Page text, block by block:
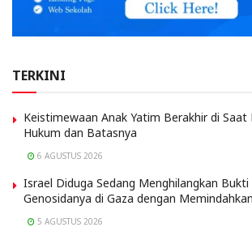
TERKINI
Keistimewaan Anak Yatim Berakhir di Saat
Hukum dan Batasnya
6 AGUSTUS 2026
Israel Diduga Sedang Menghilangkan
Genosidanya di Gaza dengan
5 AGUSTUS 2026